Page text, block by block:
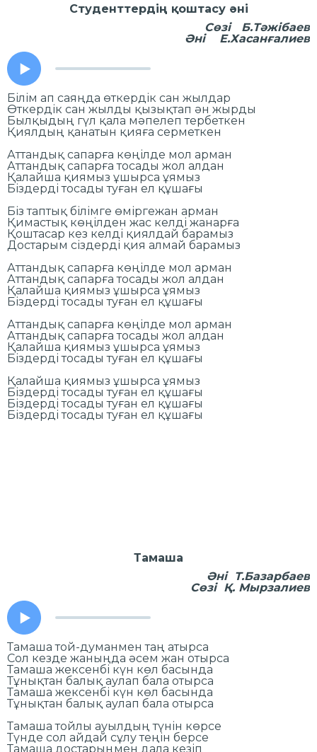
Студенттердің қоштасу әні
Сөзі Б.Тәжібаев
Әні Е.Хасанғалиев
Білім ап саяңда өткердік сан жылдар
Өткердік сан жылды қызықтап ән жырды
Былқыдың гүл қала мәпелеп тербеткен
Қиялдың қанатын қияға серметкен
Аттандық сапарға көңілде мол арман
Аттандық сапарға тосады жол алдан
Қалайша қиямыз ұшырса ұямыз
Біздерді тосады туған ел құшағы
Біз таптық білімге өміргежан арман
Қимастық көңілден жас келді жанарға
Қоштасар кез келді қиялдай барамыз
Достарым сіздерді қия алмай барамыз
Аттандық сапарға көңілде мол арман
Аттандық сапарға тосады жол алдан
Қалайша қиямыз ұшырса ұямыз
Біздерді тосады туған ел құшағы
Аттандық сапарға көңілде мол арман
Аттандық сапарға тосады жол алдан
Қалайша қиямыз ұшырса ұямыз
Біздерді тосады туған ел құшағы
Қалайша қиямыз ұшырса ұямыз
Біздерді тосады туған ел құшағы
Біздерді тосады туған ел құшағы
Біздерді тосады туған ел құшағы
Тамаша
Әні Т.Базарбаев
Сөзі Қ. Мырзалиев
Тамаша той-думанмен таң атырса
Сол кезде жаныңда әсем жан отырса
Тамаша жексенбі күн көл басында
Тұнықтан балық аулап бала отырса
Тамаша жексенбі күн көл басында
Тұнықтан балық аулап бала отырса
Тамаша тойлы ауылдың түнін көрсе
Түнде сол айдай сұлу теңін берсе
Тамаша достарыңмен дала кезіп